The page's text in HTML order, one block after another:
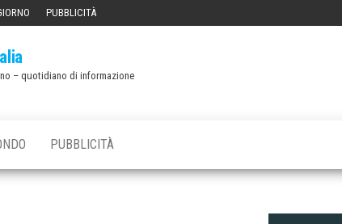
PUBBLICITÀ
– quotidiano di informazione
PUBBLICITÀ